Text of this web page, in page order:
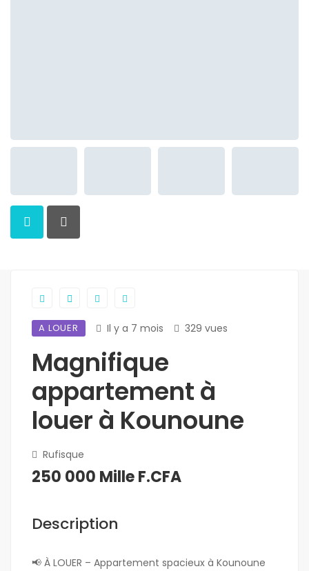
A LOUER Il y a 7 mois 329 vues
Magnifique
appartement à
louer à Kounoune
Rufisque
250 000 Mille F.CFA
Description
📢 À LOUER – Appartement spacieux à Kounoune